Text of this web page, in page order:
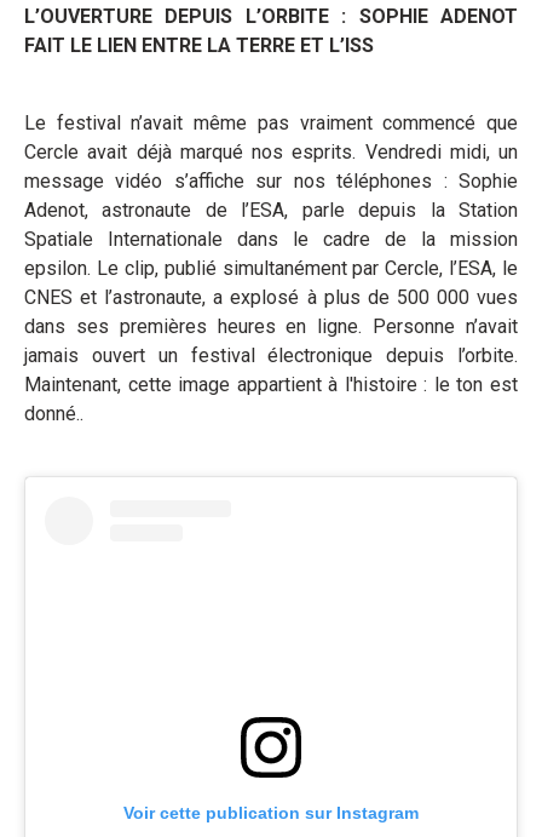
L’OUVERTURE DEPUIS L’ORBITE : SOPHIE ADENOT
FAIT LE LIEN ENTRE LA TERRE ET L’ISS
Le festival n’avait même pas vraiment commencé que
Cercle avait déjà marqué nos esprits. Vendredi midi, un
message vidéo s’affiche sur nos téléphones : Sophie
Adenot, astronaute de l’ESA, parle depuis la Station
Spatiale Internationale dans le cadre de la mission
epsilon. Le clip, publié simultanément par Cercle, l’ESA, le
CNES et l’astronaute, a explosé à plus de 500 000 vues
dans ses premières heures en ligne. Personne n’avait
jamais ouvert un festival électronique depuis l’orbite.
Maintenant, cette image appartient à l'histoire : le ton est
donné..
Voir cette publication sur Instagram